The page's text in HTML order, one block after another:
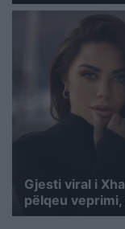
Gjesti viral i
pëlqeu